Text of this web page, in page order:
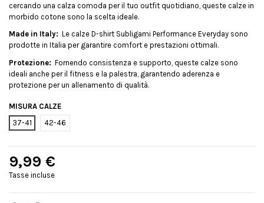
cercando una calza comoda per il tuo outfit quotidiano, queste calze in
morbido cotone sono la scelta ideale.
Made in Italy: Le calze D-shirt Subligami Performance Everyday sono
prodotte in Italia per garantire comfort e prestazioni ottimali.
Protezione: Fornendo consistenza e supporto, queste calze sono
ideali anche per il fitness e la palestra, garantendo aderenza e
protezione per un allenamento di qualità.
MISURA CALZE
37-41
42-46
9,99 €
Tasse incluse